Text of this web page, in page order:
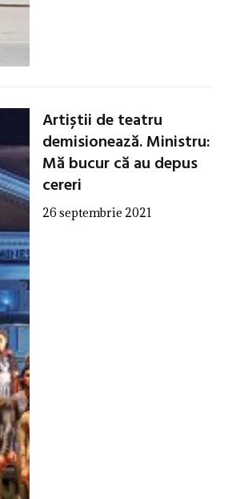
Artiștii de teatru
demisionează. Ministru:
Mă bucur că au depus
cereri
26 septembrie 2021